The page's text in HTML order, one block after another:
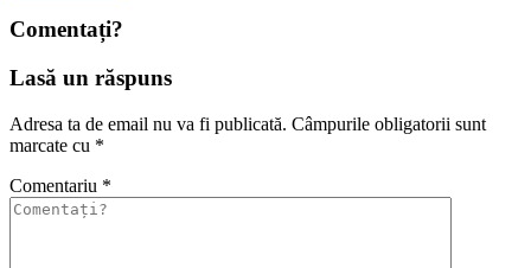
Comentați?
Lasă un răspuns
Adresa ta de email nu va fi publicată. Câmpurile obligatorii sunt
marcate cu *
Comentariu *